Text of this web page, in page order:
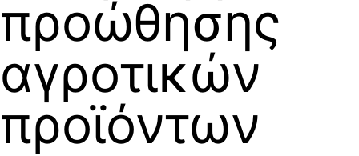
προώθησης
αγροτικών
προϊόντων